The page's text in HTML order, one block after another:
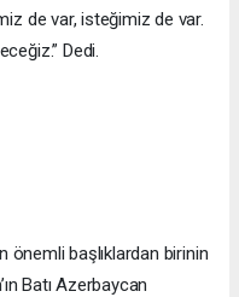
de var, isteğimiz de var.
Dedi.
önemli başlıklardan birinin
Batı Azerbaycan